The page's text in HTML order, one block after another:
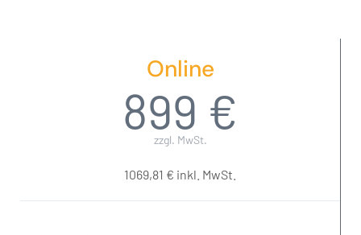
Online
899 €
zzgl. MwSt.
1069,81 € inkl. MwSt.